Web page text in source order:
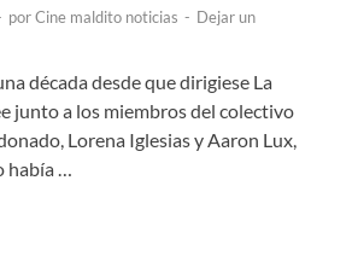
porCine maldito noticias - Dejar un
década desde que dirigiese La
junto a los miembros del colectivo
Lorena Iglesias y Aaron Lux,
había …